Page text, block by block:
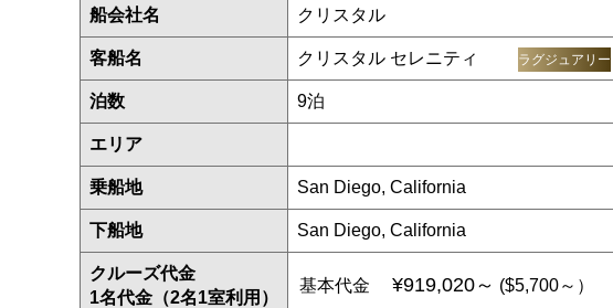
船会社名 クリスタル
客船名 クリスタル セレニティ ラグジュアリー
泊数 9泊
エリア
乗船地 San Diego, California
下船地 San Diego, California
クルーズ代金
1名代金（2名1室利用）
基本代金 ¥919,020～ ($5,700～）